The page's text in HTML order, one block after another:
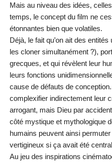
Mais au niveau des idées,
temps, le concept du film ne
étonnantes bien que volatiles.
Déjà, le fait qu’on ait des
les cloner simultanément ?),
grecques, et qui révèlent leur
leurs fonctions
cause de défauts de
complexifier indirectement leur
arrogant, mais Dieu par
côté mystique et mythologique
humains peuvent ainsi
vertigineux si ça avait été
Au jeu des inspirations